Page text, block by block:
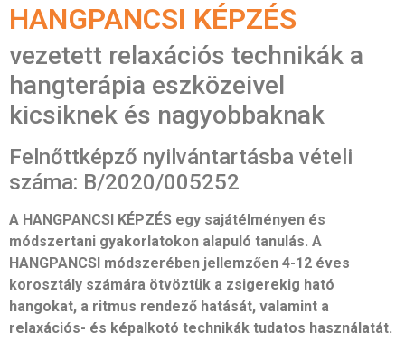
HANGPANCSI KÉPZÉS
vezetett relaxációs technikák a
hangterápia eszközeivel
kicsiknek és nagyobbaknak
Felnőttképző nyilvántartásba vételi
száma: B/2020/005252
A HANGPANCSI KÉPZÉS egy sajátélményen és
módszertani gyakorlatokon alapuló tanulás. A
HANGPANCSI módszerében jellemzően 4-12 éves
korosztály számára ötvöztük a zsigerekig ható
hangokat, a ritmus rendező hatását, valamint a
relaxációs- és képalkotó technikák tudatos használatát.